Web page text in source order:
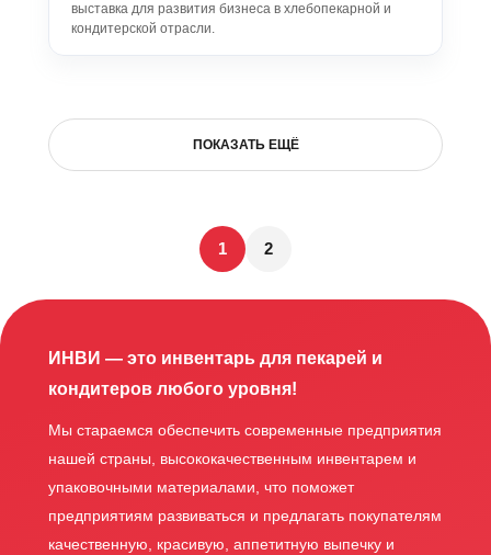
выставка для развития бизнеса в хлебопекарной и
кондитерской отрасли.
ПОКАЗАТЬ ЕЩЁ
1 2
ИНВИ — это инвентарь для пекарей и
кондитеров любого уровня!
Мы стараемся обеспечить современные предприятия
нашей страны, высококачественным инвентарем и
упаковочными материалами, что поможет
предприятиям развиваться и предлагать покупателям
качественную, красивую, аппетитную выпечку и